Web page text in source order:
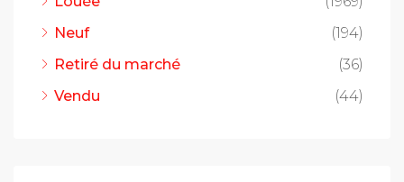
Neuf
(194)
Retiré du marché
(36)
Vendu
(44)